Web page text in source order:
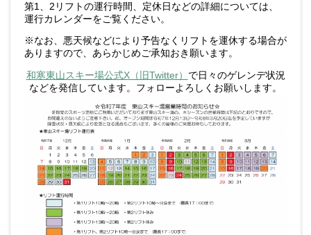
第1、2リフトの運行時間、定休日などの詳細については、
運行カレンダーをご覧ください。
※なお、悪天候などにより予告なくリフトを運休する場合が
ありますので、あらかじめご承知おき願います。
和寒東山スキー場公式X（旧Twitter） で日々のゲレンデ状況
などを発信しています。フォローよろしくお願いします。